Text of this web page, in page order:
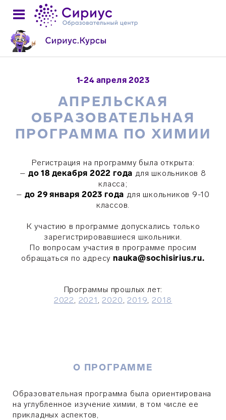
1-24 апреля 2023
АПРЕЛЬСКАЯ
ОБРАЗОВАТЕЛЬНАЯ
ПРОГРАММА ПО ХИМИИ
Регистрация на программу была открыта:
– до 18 декабря 2022 года для школьников 8
класса;
– до 29 января 2023 года для школьников 9-10
классов.
К участию в программе допускались только
зарегистрировавшиеся школьники.
По вопросам участия в программе просим
обращаться по адресу nauka@sochisirius.ru.
Программы прошлых лет:
2022, 2021,2020,2019,2018
О ПРОГРАММЕ
Образовательная программа была ориентирована
на углубленное изучение химии, в том числе ее
прикладных аспектов,